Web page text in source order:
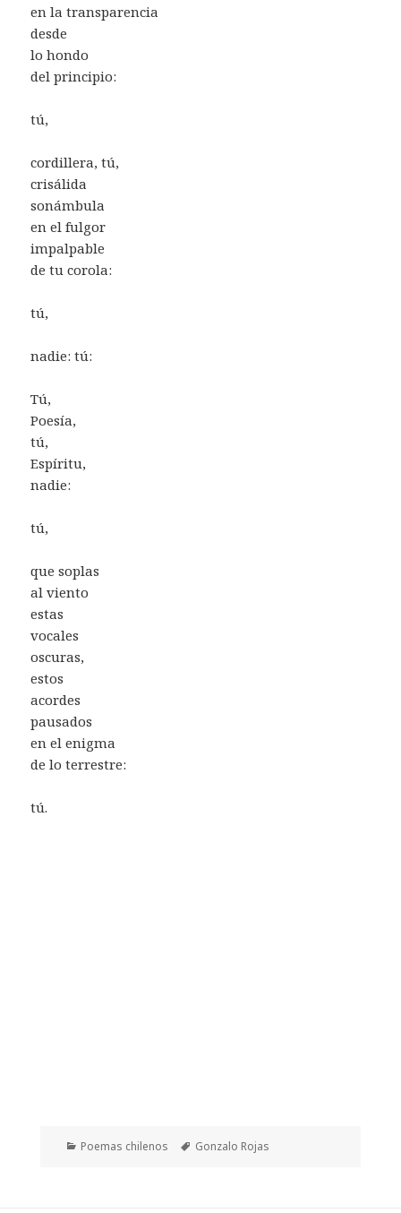
en la transparencia
desde
lo hondo
del principio:
tú,
cordillera, tú,
crisálida
sonámbula
en el fulgor
impalpable
de tu corola:
tú,
nadie: tú:
Tú,
Poesía,
tú,
Espíritu,
nadie:
tú,
que soplas
al viento
estas
vocales
oscuras,
estos
acordes
pausados
en el enigma
de lo terrestre:
tú.
Categorías
Poemas chilenos Etiquetas
Gonzalo Rojas